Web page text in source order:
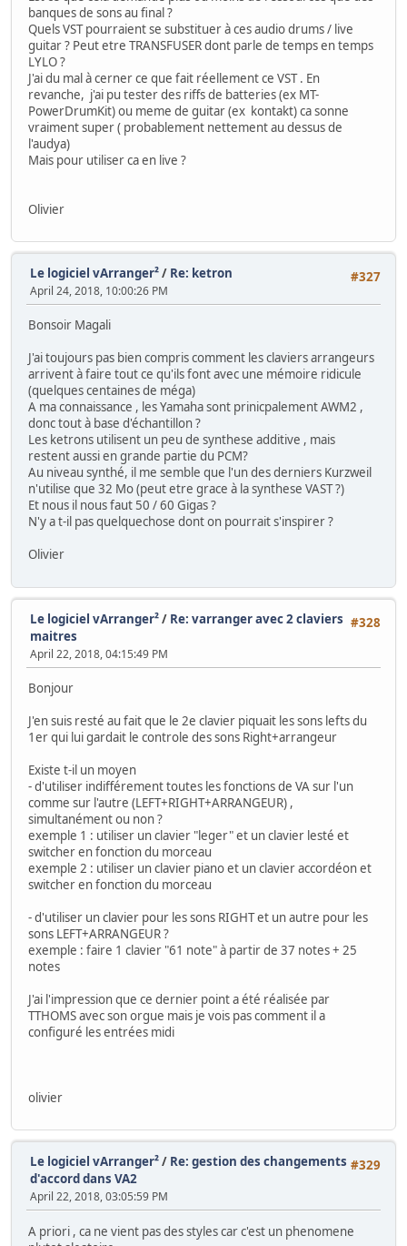
banques de sons au final ?
Quels VST pourraient se substituer à ces audio drums / live
guitar ? Peut etre TRANSFUSER dont parle de temps en temps
LYLO ?
J'ai du mal à cerner ce que fait réellement ce VST . En
revanche, j'ai pu tester des riffs de batteries (ex MT-
PowerDrumKit) ou meme de guitar (ex kontakt) ca sonne
vraiment super ( probablement nettement au dessus de
l'audya)
Mais pour utiliser ca en live ?
Olivier
#327
Le logiciel vArranger²/ Re: ketron
April 24, 2018, 10:00:26 PM
Bonsoir Magali
J'ai toujours pas bien compris comment les claviers arrangeurs
arrivent à faire tout ce qu'ils font avec une mémoire ridicule
(quelques centaines de méga)
A ma connaissance , les Yamaha sont prinicpalement AWM2 ,
donc tout à base d'échantillon ?
Les ketrons utilisent un peu de synthese additive , mais
restent aussi en grande partie du PCM?
Au niveau synthé, il me semble que l'un des derniers Kurzweil
n'utilise que 32 Mo (peut etre grace à la synthese VAST ?)
Et nous il nous faut 50 / 60 Gigas ?
N'y a t-il pas quelquechose dont on pourrait s'inspirer ?
Olivier
#328
Le logiciel vArranger²/ Re: varranger avec 2 claviers
maitres
April 22, 2018, 04:15:49 PM
Bonjour
J'en suis resté au fait que le 2e clavier piquait les sons lefts du
1er qui lui gardait le controle des sons Right+arrangeur
Existe t-il un moyen
- d'utiliser indifférement toutes les fonctions de VA sur l'un
comme sur l'autre (LEFT+RIGHT+ARRANGEUR) ,
simultanément ou non ?
exemple 1 : utiliser un clavier "leger" et un clavier lesté et
switcher en fonction du morceau
exemple 2 : utiliser un clavier piano et un clavier accordéon et
switcher en fonction du morceau
- d'utiliser un clavier pour les sons RIGHT et un autre pour les
sons LEFT+ARRANGEUR ?
exemple : faire 1 clavier "61 note" à partir de 37 notes + 25
notes
J'ai l'impression que ce dernier point a été réalisée par
TTHOMS avec son orgue mais je vois pas comment il a
configuré les entrées midi
olivier
#329
Le logiciel vArranger²/ Re: gestion des changements
d'accord dans VA2
April 22, 2018, 03:05:59 PM
A priori , ca ne vient pas des styles car c'est un phenomene